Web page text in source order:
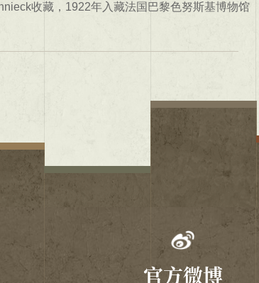
收藏，1922年入藏法国巴黎色努斯基博物馆
官方微博